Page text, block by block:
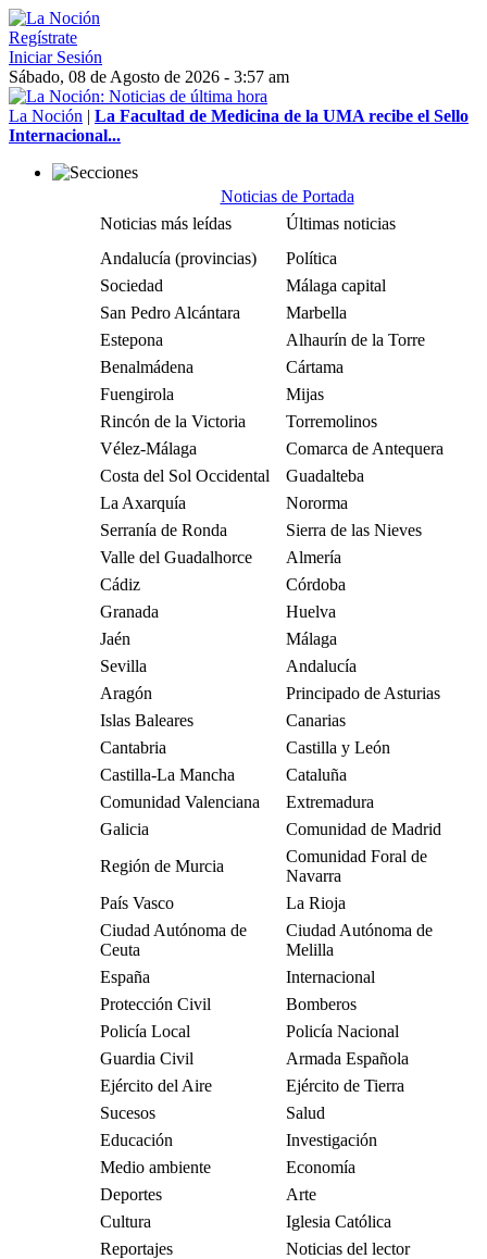
Regístrate
Iniciar Sesión
Sábado, 08 de Agosto de 2026 - 3:57 am
La Noción | La Facultad de Medicina de la UMA recibe el Sello
Internacional...
Noticias de Portada
Noticias más leídas
Últimas noticias
Andalucía (provincias)
Política
Sociedad
Málaga capital
San Pedro Alcántara
Marbella
Estepona
Alhaurín de la Torre
Benalmádena
Cártama
Fuengirola
Mijas
Rincón de la Victoria
Torremolinos
Vélez-Málaga
Comarca de Antequera
Costa del Sol Occidental
Guadalteba
La Axarquía
Nororma
Serranía de Ronda
Sierra de las Nieves
Valle del Guadalhorce
Almería
Cádiz
Córdoba
Granada
Huelva
Jaén
Málaga
Sevilla
Andalucía
Aragón
Principado de Asturias
Islas Baleares
Canarias
Cantabria
Castilla y León
Castilla-La Mancha
Cataluña
Comunidad Valenciana
Extremadura
Galicia
Comunidad de Madrid
Región de Murcia
Comunidad Foral de
Navarra
País Vasco
La Rioja
Ciudad Autónoma de
Ceuta
Ciudad Autónoma de
Melilla
España
Internacional
Protección Civil
Bomberos
Policía Local
Policía Nacional
Guardia Civil
Armada Española
Ejército del Aire
Ejército de Tierra
Sucesos
Salud
Educación
Investigación
Medio ambiente
Economía
Deportes
Arte
Cultura
Iglesia Católica
Reportajes
Noticias del lector